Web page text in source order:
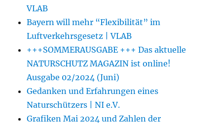
VLAB
Bayern will mehr “Flexibilität” im
Luftverkehrsgesetz | VLAB
+++SOMMERAUSGABE +++ Das aktuelle
NATURSCHUTZ MAGAZIN ist online!
Ausgabe 02/2024 (Juni)
Gedanken und Erfahrungen eines
Naturschützers | NI e.V.
Grafiken Mai 2024 und Zahlen der